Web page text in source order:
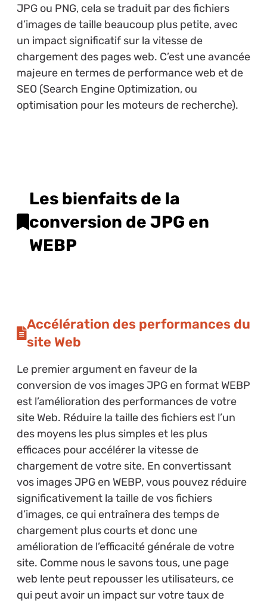
JPG ou PNG, cela se traduit par des fichiers
d’images de taille beaucoup plus petite, avec
un impact significatif sur la vitesse de
chargement des pages web. C’est une avancée
majeure en termes de performance web et de
SEO (Search Engine Optimization, ou
optimisation pour les moteurs de recherche).
Les bienfaits de la
conversion de JPG en
WEBP
Accélération des performances du
site Web
Le premier argument en faveur de la
conversion de vos images JPG en format WEBP
est l’amélioration des performances de votre
site Web. Réduire la taille des fichiers est l’un
des moyens les plus simples et les plus
efficaces pour accélérer la vitesse de
chargement de votre site. En convertissant
vos images JPG en WEBP, vous pouvez réduire
significativement la taille de vos fichiers
d’images, ce qui entraînera des temps de
chargement plus courts et donc une
amélioration de l’efficacité générale de votre
site. Comme nous le savons tous, une page
web lente peut repousser les utilisateurs, ce
qui peut avoir un impact sur votre taux de